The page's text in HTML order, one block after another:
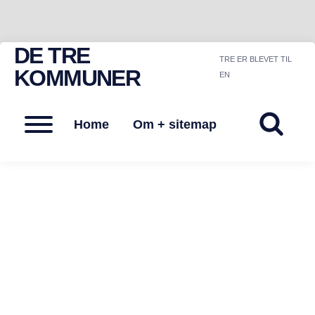
Skip
content
DE TRE
KOMMUNER
TRE ER BLEVET TIL
EN
Menu
Home Om + sitemap